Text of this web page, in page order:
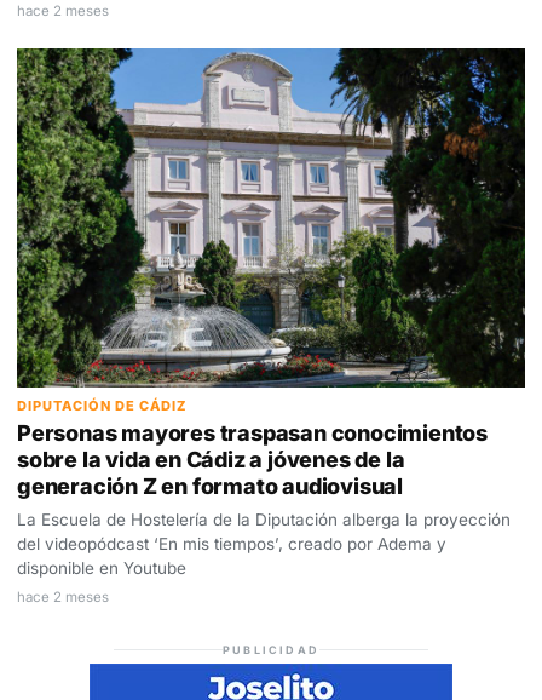
hace 2 meses
DIPUTACIÓN DE CÁDIZ
Personas mayores traspasan conocimientos
sobre la vida en Cádiz a jóvenes de la
generación Z en formato audiovisual
La Escuela de Hostelería de la Diputación alberga la proyección
del videopódcast ‘En mis tiempos’, creado por Adema y
disponible en Youtube
hace 2 meses
PUBLICIDAD